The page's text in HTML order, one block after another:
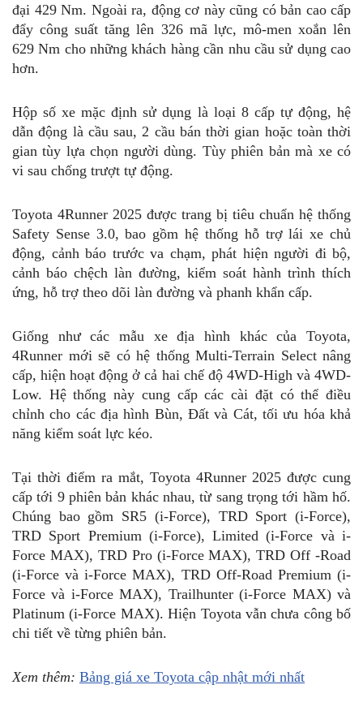
đại 429 Nm. Ngoài ra, động cơ này cũng có bản cao cấp
đẩy công suất tăng lên 326 mã lực, mô-men xoắn lên
629 Nm cho những khách hàng cần nhu cầu sử dụng cao
hơn.
Hộp số xe mặc định sử dụng là loại 8 cấp tự động, hệ
dẫn động là cầu sau, 2 cầu bán thời gian hoặc toàn thời
gian tùy lựa chọn người dùng. Tùy phiên bản mà xe có
vi sau chống trượt tự động.
Toyota 4Runner 2025 được trang bị tiêu chuẩn hệ thống
Safety Sense 3.0, bao gồm hệ thống hỗ trợ lái xe chủ
động, cảnh báo trước va chạm, phát hiện người đi bộ,
cảnh báo chệch làn đường, kiểm soát hành trình thích
ứng, hỗ trợ theo dõi làn đường và phanh khẩn cấp.
Giống như các mẫu xe địa hình khác của Toyota,
4Runner mới sẽ có hệ thống Multi-Terrain Select nâng
cấp, hiện hoạt động ở cả hai chế độ 4WD-High và 4WD-
Low. Hệ thống này cung cấp các cài đặt có thể điều
chỉnh cho các địa hình Bùn, Đất và Cát, tối ưu hóa khả
năng kiểm soát lực kéo.
Tại thời điểm ra mắt, Toyota 4Runner 2025 được cung
cấp tới 9 phiên bản khác nhau, từ sang trọng tới hầm hố.
Chúng bao gồm SR5 (i-Force), TRD Sport (i-Force),
TRD Sport Premium (i-Force), Limited (i-Force và i-
Force MAX), TRD Pro (i-Force MAX), TRD Off -Road
(i-Force và i-Force MAX), TRD Off-Road Premium (i-
Force và i-Force MAX), Trailhunter (i-Force MAX) và
Platinum (i-Force MAX). Hiện Toyota vẫn chưa công bố
chi tiết về từng phiên bản.
Xem thêm: Bảng giá xe Toyota cập nhật mới nhất